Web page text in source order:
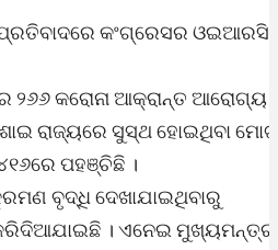
କଂଗ୍ରେସର ଓଇଆରସି.
୨୬୬ କରୋନା ଆକ୍ରାନ୍ତ ଆରୋଗ୍ୟ
ରାଜ୍ୟରେ ସୁସ୍ଥ ହୋଇଥିବା ମୋଟ
ପହଞ୍ଚିଛି ।
ବୃଦ୍ଧି ‌ଦେଖାଯାଇଥିବାରୁ
। ଏନେଇ